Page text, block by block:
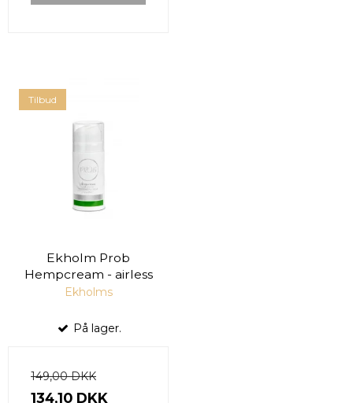
Tilbud
Ekholm Prob
Hempcream - airless
Ekholms
På lager.
149,00 DKK
134,10 DKK